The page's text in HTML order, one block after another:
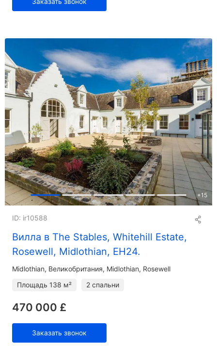
+15
Вилла в The Stables, Whitehill Estate,
Rosewell, Midlothian, EH24.
ID: ir10588
Midlothian Великобритания, Midlothian, Rosewell
Площадь 138 м² 2 спальни
470 000 £
Заказать звонок